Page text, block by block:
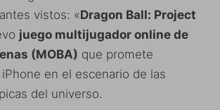
vistos: «Dragon Ball: Project
juego multijugador online de
(MOBA) que promete
en el escenario de las
del universo.